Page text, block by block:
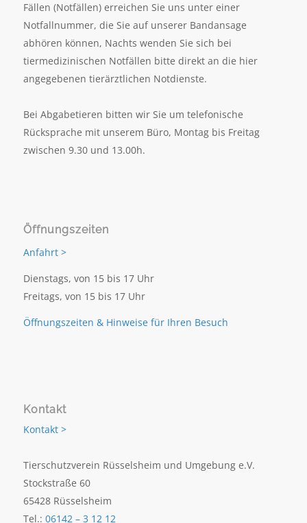
Fällen (Notfällen) erreichen Sie uns unter einer
Notfallnummer, die Sie auf unserer Bandansage
abhören können, Nachts wenden Sie sich bei
tiermedizinischen Notfällen bitte direkt an die hier
angegebenen tierärztlichen Notdienste.
Bei Abgabetieren bitten wir Sie um telefonische
Rücksprache mit unserem Büro, Montag bis Freitag
zwischen 9.30 und 13.00h.
Öffnungszeiten
Anfahrt >
Dienstags, von 15 bis 17 Uhr
Freitags, von 15 bis 17 Uhr
Öffnungszeiten & Hinweise für Ihren Besuch
Kontakt
Kontakt >
Tierschutzverein Rüsselsheim und Umgebung e.V.
Stockstraße 60
65428 Rüsselsheim
Tel.: 06142 – 3 12 12